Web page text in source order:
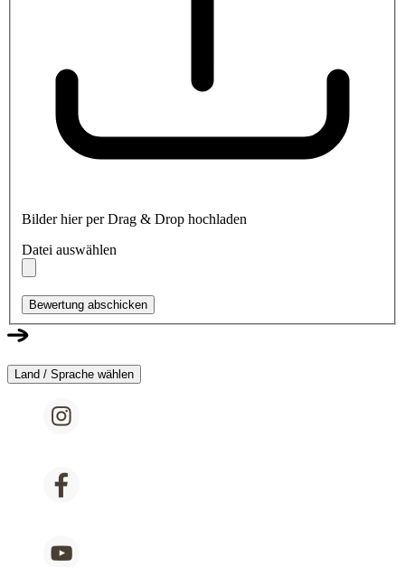
Bilder hier per Drag & Drop hochladen
Datei auswählen
Bewertung abschicken
Land / Sprache wählen